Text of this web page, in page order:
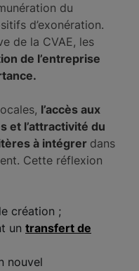
du
d’exonération.
de la CVAE, les
de l’entreprise
l’accès aux
et l’attractivité du
à intégrer dans
Cette réflexion
création ;
un transfert de
nouvel